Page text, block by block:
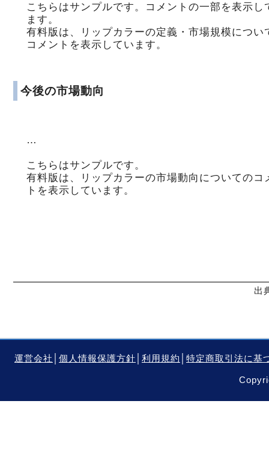
こちらはサンプルです。コメントの一部を表示し
ます。
有料版は、リップカラーの定義・市場規模につい
コメントを表示しています。
今後の市場動向
…
こちらはサンプルです。
有料版は、リップカラーの市場動向についてのコ
トを表示しています。
出
運営会社 個人情報保護方針 利用規約 特定商取引法に基